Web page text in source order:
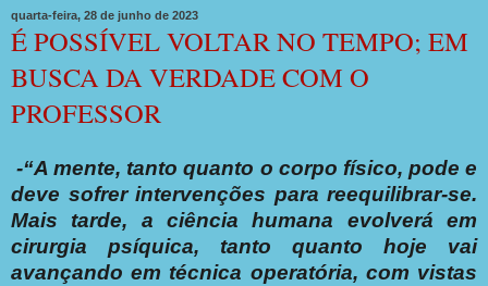
quarta-feira, 28 de junho de 2023
É POSSÍVEL VOLTAR NO TEMPO; EM
BUSCA DA VERDADE COM O
PROFESSOR
-“A mente, tanto quanto o corpo físico, pode e
deve sofrer intervenções para reequilibrar-se.
Mais tarde, a ciência humana evolverá em
cirurgia psíquica, tanto quanto hoje vai
avançando em técnica operatória, com vistas